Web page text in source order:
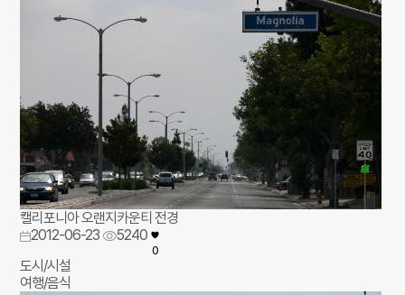
캘리포니아 오랜지카운티 전경
2012-06-23
5240
0
도시/시설
여행/음식